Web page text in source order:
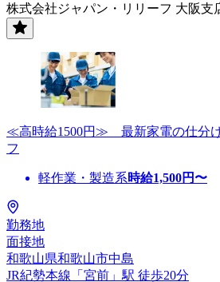
株式会社ジャパン・リリーフ 大阪支
≪高時給1500円≫ 最新家電の仕分
フ
軽作業・製造系時給1,500円〜
勤務地
面接地
和歌山県和歌山市中島
JR紀勢本線「宮前」駅 徒歩20分